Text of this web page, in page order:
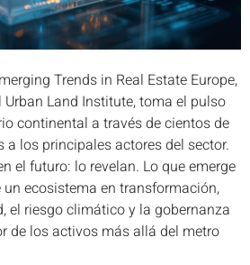
Trends in Real Estate Europe,
Land Institute, toma el pulso
continental a través de cientos de
a los principales actores del sector.
el futuro: lo revelan. Lo que emerge
ecosistema en transformación,
el riesgo climático y la gobernanza
de los activos más allá del metro